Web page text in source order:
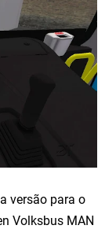
versão para o
Volksbus MAN